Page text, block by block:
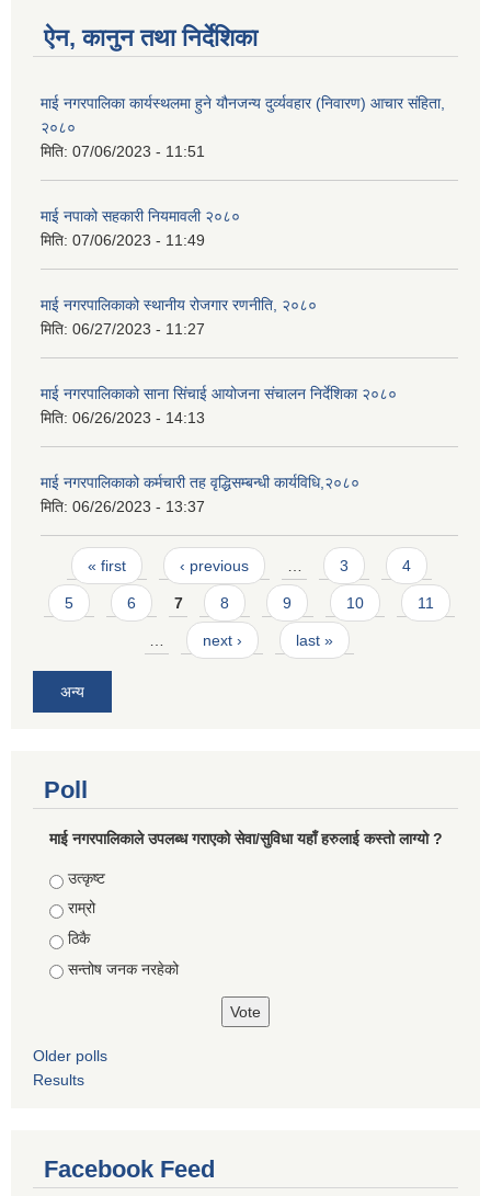
ऐन, कानुन तथा निर्देशिका
माई नगरपालिका कार्यस्थलमा हुने यौनजन्य दुर्व्यवहार (निवारण) आचार संहिता,
२०८०
मिति: 07/06/2023 - 11:51
माई नपाको सहकारी नियमावली २०८०
मिति: 07/06/2023 - 11:49
माई नगरपालिकाको स्थानीय रोजगार रणनीति, २०८०
मिति: 06/27/2023 - 11:27
माई नगरपालिकाको साना सिंचाई आयोजना संचालन निर्देशिका २०८०
मिति: 06/26/2023 - 14:13
माई नगरपालिकाको कर्मचारी तह वृद्धिसम्बन्धी कार्यविधि,२०८०
मिति: 06/26/2023 - 13:37
Pages
« first ‹ previous … 3 4
5 6 7 8 9 10 11
… next › last »
अन्य
Poll
माई नगरपालिकाले उपलब्ध गराएको सेवा/सुविधा यहाँ हरुलाई कस्तो लाग्यो ?
Choices
उत्कृष्ट
राम्रो
ठिकै
सन्तोष जनक नरहेको
Older polls
Results
Facebook Feed